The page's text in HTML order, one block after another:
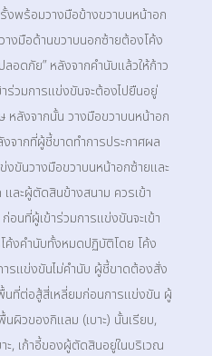
พร้อมวางมือข้างขวาบนหน้าอก
งมือด้านขวาบนอกซ้ายต้องโค้ง
ลอดภัย” หลังจากคำนับแล้วให้ก้าว
าร่วมการแข่งขันจะต้องไปยืนอยู่
ลังจากนั้น วางมือขวาบนหน้าอก
จากที่ผู้ชี้ขาดทำการประกาศผล
ขันวางมือขวาบนหน้าอกซ้ายและ
ละผู้ตัดสินข้างสนาม ควรเข้า
นที่ผู้เข้าร่วมการแข่งขันจะเข้า
ค้งคำนับทั้งหมดปฏิบัติโดย โค้ง
รแข่งขันไม่คำนับ ผู้ชี้ขาดต้องสั่ง
นที่ต่อสู้สี่เหลี่ยมก่อนการแข่งขัน ผู้
วของกิแลม (เบาะ) นั้นเรียบ,
ะ, เก้าอี้ของผู้ตัดสินอยู่ในบริเวณ